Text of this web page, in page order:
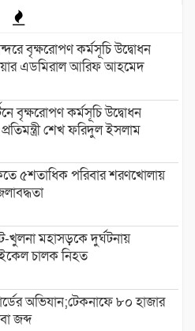
বৃক্ষরোপণ কর্মসূচি উদ্বোধন
এডমিরাল আরিফ আহমেদ
বৃক্ষরোপণ কর্মসূচি উদ্বোধন
শেখ ফরিদুল ইসলাম
৫শতাধিক পরিবার শরণখোলায়
খুলনা মহাসড়কে ‌দুর্ঘটনায়
চালক নিহত
অভিযান;টেকনাফে ৮০ হাজার
জব্দ